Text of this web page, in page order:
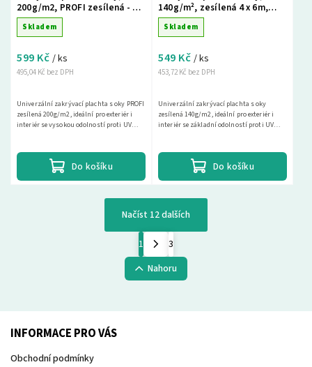
200g/m2, PROFI zesílená - 4 x
5m, zelená
Skladem
495,04 Kč bez DPH
599 Kč / ks
Do košíku
Univerzální zakrývací plachta s oky PROFI
zesílená 200g/m2, ideální pro exteriér i
interiér se vysokou odolností proti UV
140g/m², zesílená 4 x 6m,
modro - stříbrná
Skladem
453,72 Kč bez DPH
549 Kč / ks
Do košíku
Univerzální zakrývací plachta s oky
zesílená 140g/m2, ideální pro exteriér i
interiér se základní odolností proti UV
Načíst 12 dalších
1
3
Nahoru
INFORMACE PRO VÁS
Obchodní podmínky